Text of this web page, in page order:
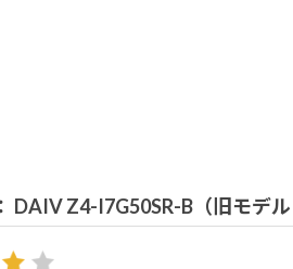
ンでも、2画面4K出力で快適に動作
ャレンジしたいと思っているので、今
DAIV Z4-I7G50SR-B（旧モデル